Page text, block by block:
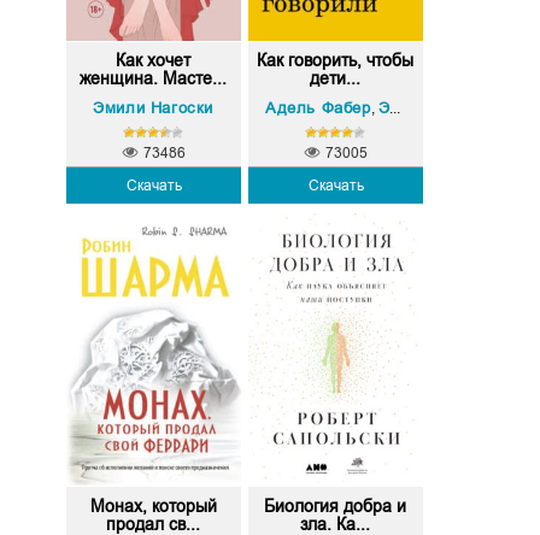
Как хочет
женщина. Масте...
Эмили Нагоски
Скачать
73486
Как говорить, чтобы
дети...
Адель Фабер, Элейн Мазлиш
Скачать
73005
Монах, который
продал св...
Биология добра и
зла. Ка...